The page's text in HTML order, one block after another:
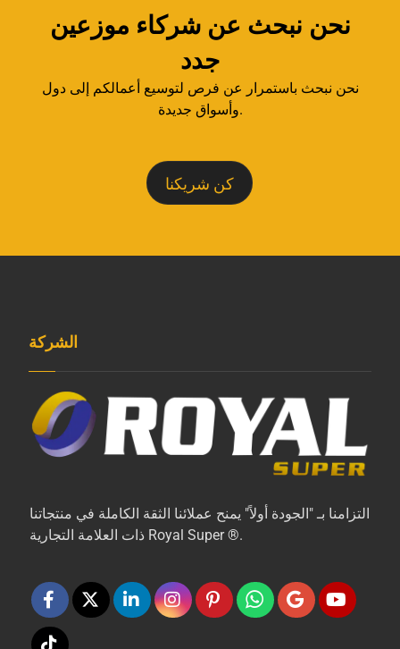
نحن نبحث عن شركاء موزعين
جدد
نحن نبحث باستمرار عن فرص لتوسيع أعمالكم إلى دول
وأسواق جديدة.
كن شريكنا
الشركة
التزامنا بـ "الجودة أولاً" يمنح عملائنا الثقة الكاملة في منتجاتنا
ذات العلامة التجارية Royal Super ®.